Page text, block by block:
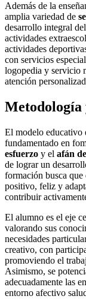
Además de la
amplia variedad de
desarrollo integral
actividades
actividades
con servicios
logopedia y servicio
atención
Metodología
El modelo educativo
fundamentado en
esfuerzo y el afán
de lograr un
formación busca que
positivo, feliz y
contribuir
El alumno es el eje
valorando sus
necesidades
creativo, con
promoviendo el
Asimismo, se
adecuadamente las
entorno afectivo